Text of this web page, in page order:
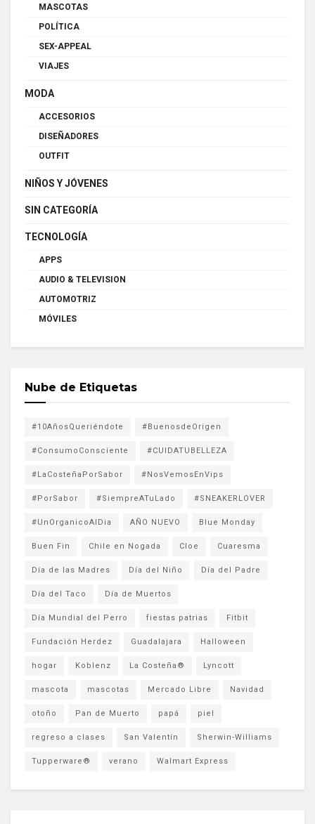
MASCOTAS
POLÍTICA
SEX-APPEAL
VIAJES
MODA
ACCESORIOS
DISEÑADORES
OUTFIT
NIÑOS Y JÓVENES
SIN CATEGORÍA
TECNOLOGÍA
APPS
AUDIO & TELEVISION
AUTOMOTRIZ
MÓVILES
Nube de Etiquetas
#10AñosQueriéndote #BuenosdeOrigen
#ConsumoConsciente #CUIDATUBELLEZA
#LaCosteñaPorSabor #NosVemosEnVips
#PorSabor #SiempreATuLado #SNEAKERLOVER
#UnOrganicoAlDia AÑO NUEVO Blue Monday
Buen Fin Chile en Nogada Cloe Cuaresma
Día de las Madres Día del Niño Día del Padre
Día del Taco Día de Muertos
Día Mundial del Perro fiestas patrias Fitbit
Fundación Herdez Guadalajara Halloween
hogar Koblenz La Costeña® Lyncott
mascota mascotas Mercado Libre Navidad
otoño Pan de Muerto papá piel
regreso a clases San Valentín Sherwin-Williams
Tupperware® verano Walmart Express